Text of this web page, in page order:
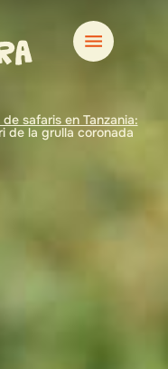
safaris en Tanzania:
de la grulla coronada